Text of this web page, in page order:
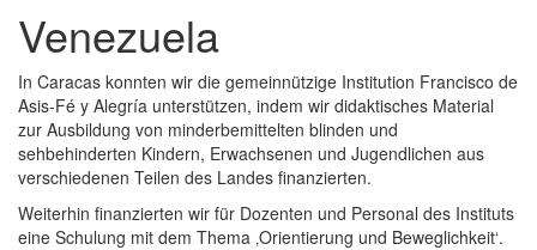
Venezuela
In Caracas konnten wir die gemeinnützige Institution Francisco de
Asis-Fé y Alegría unterstützen, indem wir didaktisches Material
zur Ausbildung von minderbemittelten blinden und
sehbehinderten Kindern, Erwachsenen und Jugendlichen aus
verschiedenen Teilen des Landes finanzierten.
Weiterhin finanzierten wir für Dozenten und Personal des Instituts
eine Schulung mit dem Thema ‚Orientierung und Beweglichkeit‘.